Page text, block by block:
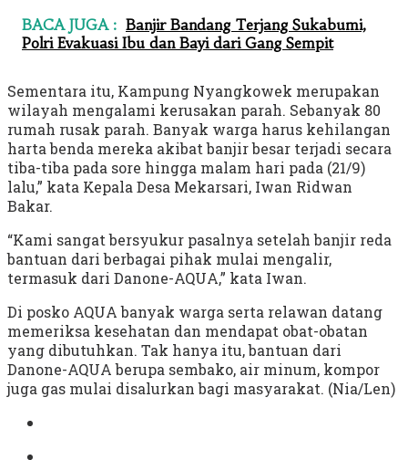
BACA JUGA : Banjir Bandang Terjang Sukabumi,
Polri Evakuasi Ibu dan Bayi dari Gang Sempit
Sementara itu, Kampung Nyangkowek merupakan
wilayah mengalami kerusakan parah. Sebanyak 80
rumah rusak parah. Banyak warga harus kehilangan
harta benda mereka akibat banjir besar terjadi secara
tiba-tiba pada sore hingga malam hari pada (21/9)
lalu,” kata Kepala Desa Mekarsari, Iwan Ridwan
Bakar.
“Kami sangat bersyukur pasalnya setelah banjir reda
bantuan dari berbagai pihak mulai mengalir,
termasuk dari Danone-AQUA,” kata Iwan.
Di posko AQUA banyak warga serta relawan datang
memeriksa kesehatan dan mendapat obat-obatan
yang dibutuhkan. Tak hanya itu, bantuan dari
Danone-AQUA berupa sembako, air minum, kompor
juga gas mulai disalurkan bagi masyarakat. (Nia/Len)